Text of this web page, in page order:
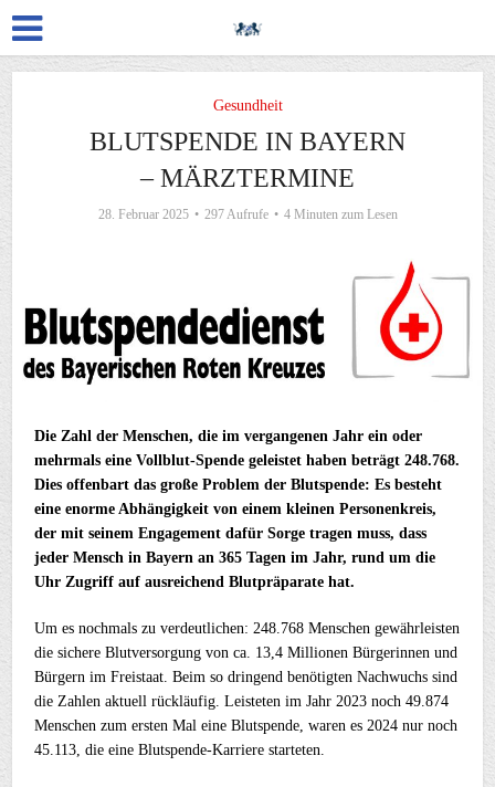
Gesundheit
BLUTSPENDE IN BAYERN
– MÄRZTERMINE
28. Februar 2025 297 Aufrufe 4 Minuten zum Lesen
Die Zahl der Menschen, die im vergangenen Jahr ein oder
mehrmals eine Vollblut-Spende geleistet haben beträgt 248.768.
Dies offenbart das große Problem der Blutspende: Es besteht
eine enorme Abhängigkeit von einem kleinen Personenkreis,
der mit seinem Engagement dafür Sorge tragen muss, dass
jeder Mensch in Bayern an 365 Tagen im Jahr, rund um die
Uhr Zugriff auf ausreichend Blutpräparate hat.
Um es nochmals zu verdeutlichen: 248.768 Menschen gewährleisten
die sichere Blutversorgung von ca. 13,4 Millionen Bürgerinnen und
Bürgern im Freistaat. Beim so dringend benötigten Nachwuchs sind
die Zahlen aktuell rückläufig. Leisteten im Jahr 2023 noch 49.874
Menschen zum ersten Mal eine Blutspende, waren es 2024 nur noch
45.113, die eine Blutspende-Karriere starteten.